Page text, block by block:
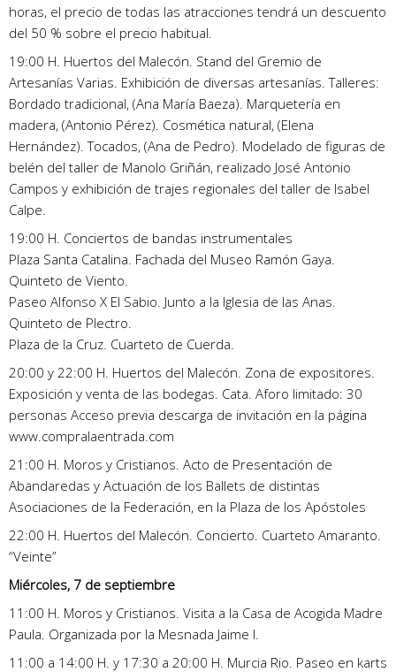
horas, el precio de todas las atracciones tendrá un descuento
del 50 % sobre el precio habitual.
19:00 H. Huertos del Malecón. Stand del Gremio de
Artesanías Varias. Exhibición de diversas artesanías. Talleres:
Bordado tradicional, (Ana María Baeza). Marquetería en
madera, (Antonio Pérez). Cosmética natural, (Elena
Hernández). Tocados, (Ana de Pedro). Modelado de figuras de
belén del taller de Manolo Griñán, realizado José Antonio
Campos y exhibición de trajes regionales del taller de Isabel
Calpe.
19:00 H. Conciertos de bandas instrumentales
Plaza Santa Catalina. Fachada del Museo Ramón Gaya.
Quinteto de Viento.
Paseo Alfonso X El Sabio. Junto a la Iglesia de las Anas.
Quinteto de Plectro.
Plaza de la Cruz. Cuarteto de Cuerda.
20:00 y 22:00 H. Huertos del Malecón. Zona de expositores.
Exposición y venta de las bodegas. Cata. Aforo limitado: 30
personas Acceso previa descarga de invitación en la página
www.compralaentrada.com
21:00 H. Moros y Cristianos. Acto de Presentación de
Abandaredas y Actuación de los Ballets de distintas
Asociaciones de la Federación, en la Plaza de los Apóstoles
22:00 H. Huertos del Malecón. Concierto. Cuarteto Amaranto.
“Veinte”
Miércoles, 7 de septiembre
11:00 H. Moros y Cristianos. Visita a la Casa de Acogida Madre
Paula. Organizada por la Mesnada Jaime I.
11:00 a 14:00 H. y 17:30 a 20:00 H. Murcia Rio. Paseo en karts